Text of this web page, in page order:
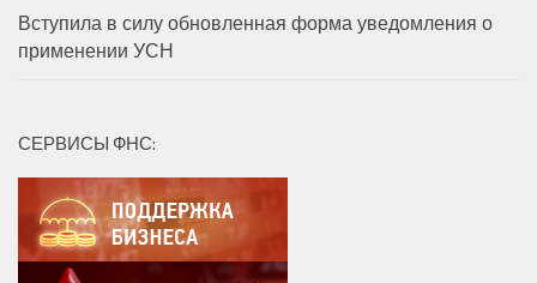
Вступила в силу обновленная форма уведомления о
применении УСН
СЕРВИСЫ ФНС: